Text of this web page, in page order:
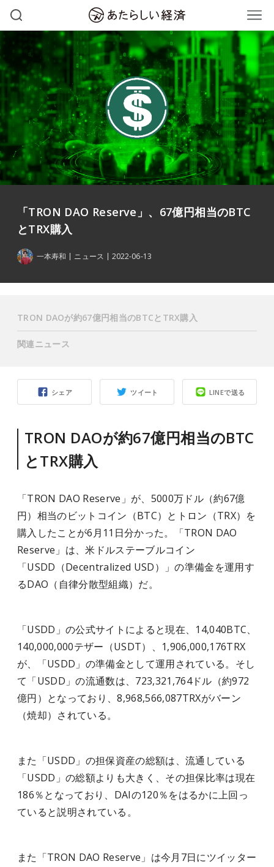
「TRON DAO Reserve」、67億円相当のBTC
とTRX購入
一本寿和 ニュース 2022-06-13
シェア ツイート LINEで送る
TRON DAOが約67億円相当のBTC
とTRX購入
「TRON DAO Reserve」が、5000万ドル（約67億
円）相当のビットコイン（BTC）とトロン（TRX）を
購入したことが6月11日分かった。「TRON DAO
Reserve」は、米ドルステーブルコイン
「USDD（Decentralized USD）」の準備金を運用す
るDAO（自律分散型組織）だ。
「USDD」の公式サイトによると現在、14,040BTC、
140,000,000テザー（USDT）、1,906,000,176TRX
が、「USDD」の準備金として運用されている。そし
て「USDD」の流通数は、723,321,764ドル（約972
億円）となっており、8,968,566,087TRXがバーン
（焼却）されている。
また「USDD」の担保資産の総額は、流通している
「USDD」の総額よりも大きく、その担保比率は現在
186％となっており、DAIの120％をはるかに上回っ
ていると説明されている。
また「TRON DAO Reserve」は今月7日にツイッター
TRON DAOが約67億円相当のBTCとTRX購入
関連ニュース